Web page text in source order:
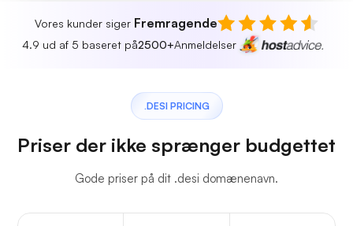
Vores kunder siger Fremragende
4.9 ud af 5 baseret på2500+Anmeldelser
.DESI PRICING
Priser der ikke sprænger budgettet
Gode priser på dit .desi domænenavn.